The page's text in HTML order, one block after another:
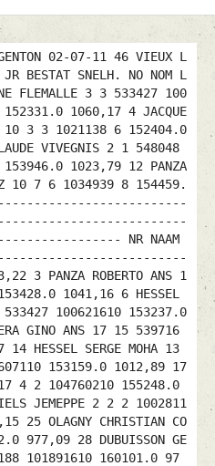
02-07-11 46 VIEUX L
SNELH. NO NOM L
3 3 533427 100
1060,17 4 JACQUE
10 3 3 1021138 6 152404.0
VIVEGNIS 2 1 548048
1023,79 12 PANZA
10 7 6 1034939 8 154459.
---------------------------
NR NAAM
3 PANZA ROBERTO ANS 1
1041,16 6 HESSEL
533427 100621610 153237.0
GINO ANS 17 15 539716
HESSEL SERGE MOHA 13
153159.0 1012,89 17
17 4 2 104760210 155248.0
JEMEPPE 2 2 2 1002811
25 OLAGNY CHRISTIAN CO
977,09 28 DUBUISSON GE
101891610 160101.0 97